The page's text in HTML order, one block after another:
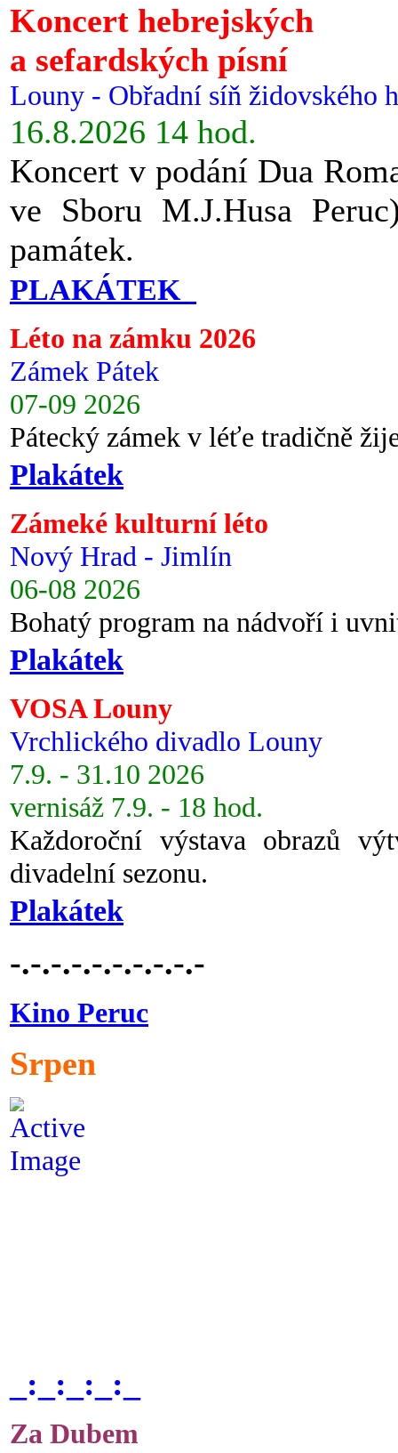
Koncert hebrejských
a sefardských písní
Louny - Obřadní síň židovského
16.8.2026 14 hod.
Koncert v podání Dua
ve Sboru M.J.Husa
památek.
PLAKÁTEK
Léto na zámku 2026
Zámek Pátek
07-09 2026
Pátecký zámek v léťe tradičně
Plakátek
Zámeké kulturní léto
Nový Hrad - Jimlín
06-08 2026
Bohatý program na nádvoří i
Plakátek
VOSA Louny
Vrchlického divadlo Louny
7.9. - 31.10 2026
vernisáž 7.9. - 18 hod.
Každoroční výstava obrazů
divadelní sezonu.
Plakátek
-.-.-.-.-.-.-.-.-.-
Kino Peruc
Srpen
_:_:_:_:_
Za Dubem